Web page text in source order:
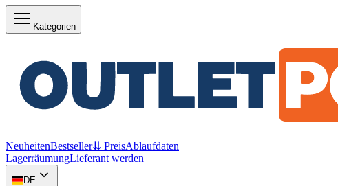
Kategorien
NeuheitenBestseller⇊ PreisAblaufdaten
LagerräumungLieferant werden
DE